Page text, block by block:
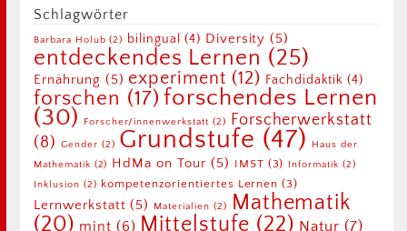
Schlagwörter
Barbara Holub (2) bilingual (4) Diversity (5)
entdeckendes Lernen (25)
Ernährung (5) experiment (12) Fachdidaktik (4)
forschen (17) forschendes Lernen
(30) Forscher/innenwerkstatt(2) Forscherwerkstatt
(8) Gender (2) Grundstufe (47)
Haus der
Mathematik (2) HdMa on Tour (5) IMST (3) Informatik (2)
Inklusion (2) kompetenzorientiertes Lernen (3)
Lernwerkstatt (5) Materialien (2)
Mathematik
(20) mint (6) Mittelstufe (22) Natur (7)